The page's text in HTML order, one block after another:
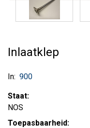
Inlaatklep
In: 900
Staat:
NOS
Toepasbaarheid: